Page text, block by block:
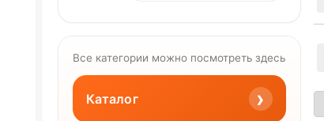
Все категории можно посмотреть здесь
Каталог ›